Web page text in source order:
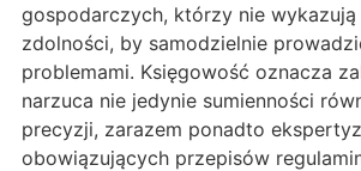
gospodarczych, którzy nie wykazują
zdolności, by samodzielnie
problemami. Księgowość oznacza
narzuca nie jedynie sumienności
precyzji, zarazem ponadto
obowiązujących przepisów